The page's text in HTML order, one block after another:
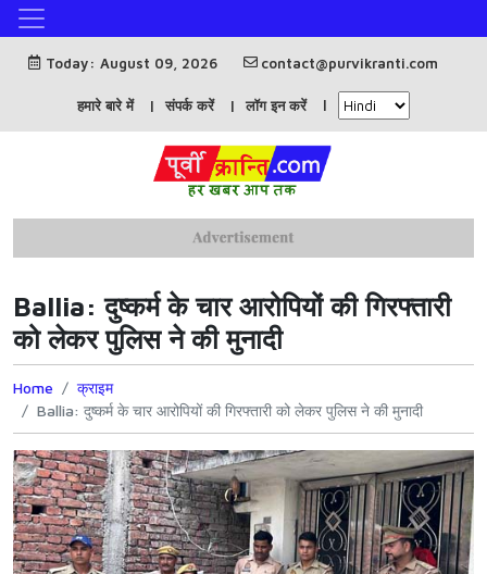
Today: August 09, 2026 contact@purvikranti.com
हमारे बारे में संपर्क करें लॉग इन करें
Ballia: दुष्कर्म के चार आरोपियों की गिरफ्तारी
को लेकर पुलिस ने की मुनादी
Home
क्राइम
Ballia: दुष्कर्म के चार आरोपियों की गिरफ्तारी को लेकर पुलिस ने की मुनादी